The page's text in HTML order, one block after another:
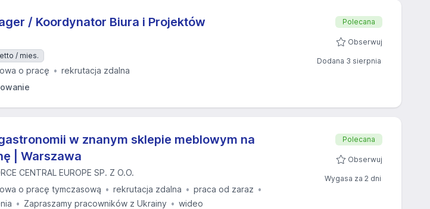
/ Koordynator Biura i Projektów
/ mies.
o pracę
rekrutacja zdalna
Polecana
Obserwuj
Dodana 3 sierpnia
w znanym sklepie meblowym na
| Warszawa
CENTRAL EUROPE SP. Z O.O.
o pracę tymczasową rekrutacja zdalna
praca od zaraz
Zapraszamy pracowników z Ukrainy
wideo
Polecana
Obserwuj
Wygasa za 2 dni